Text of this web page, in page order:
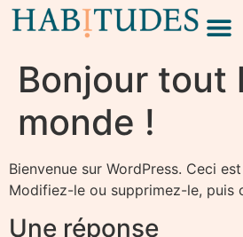
Bonjour tout
monde !
Bienvenue sur WordPress. Ceci
Modifiez-le ou supprimez-le, puis
Une réponse